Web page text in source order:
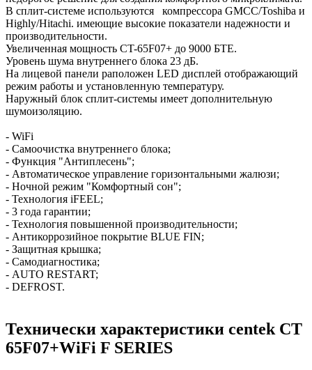
В сплит-системе используются компрессора GMCC/Toshiba и
Highly/Hitachi. имеющие высокие показатели надежности и
производительности.
Увеличенная мощность CT-65F07+ до 9000 БТЕ.
Уровень шума внутреннего блока 23 дБ.
На лицевой панели раположен LED дисплей отображающий
режим работы и установленную температуру.
Наружный блок сплит-системы имеет дополнительную
шумоизоляцию.
- WiFi
- Самоочистка внутреннего блока;
- Функция "Антиплесень";
- Автоматическое управление горизонтальными жалюзи;
- Ночной режим "Комфортный сон";
- Технология iFEEL;
- 3 года гарантии;
- Технология повышенной производительности;
- Антикоррозийное покрытие BLUE FIN;
- Защитная крышка;
- Самодиагностика;
- AUTO RESTART;
- DEFROST.
Технически характеристики centek CT
65F07+WiFi F SERIES